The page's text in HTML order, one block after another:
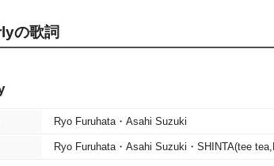
の歌詞
Ryo Furuhata・Asahi Suzuki
Ryo Furuhata・Asahi Suzuki・SHINTA(tee